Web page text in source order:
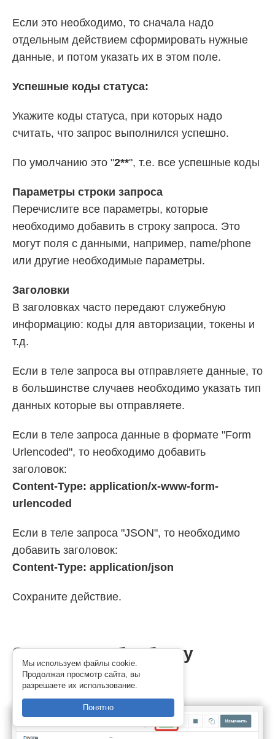
Если это необходимо, то сначала надо
отдельным действием сформировать нужные
данные, и потом указать их в этом поле.
Успешные коды статуса:
Укажите коды статуса, при которых надо
считать, что запрос выполнился успешно.
По умолчанию это "2**", т.е. все успешные коды
Параметры строки запроса
Перечислите все параметры, которые
необходимо добавить в строку запроса. Это
могут поля с данными, например, name/phone
или другие необходимые параметры.
Заголовки
В заголовках часто передают служебную
информацию: коды для авторизации, токены и
т.д.
Если в теле запроса вы отправляете данные, то
в большинстве случаев необходимо указать тип
данных которые вы отправляете.
Если в теле запроса данные в формате "Form
Urlencoded", то необходимо добавить
заголовок:
Content-Type: application/x-www-form-
urlencoded
Если в теле запроса "JSON", то необходимо
добавить заголовок:
Content-Type: application/json
Сохраните действие.
Запустите обработку
Нажмите на кнопку "Запустить
Мы используем файлы cookie.
Продолжая просмотр сайта, вы
разрешаете их использование.
Понятно